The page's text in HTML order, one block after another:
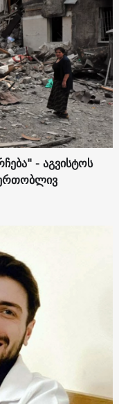
- აგვისტოს